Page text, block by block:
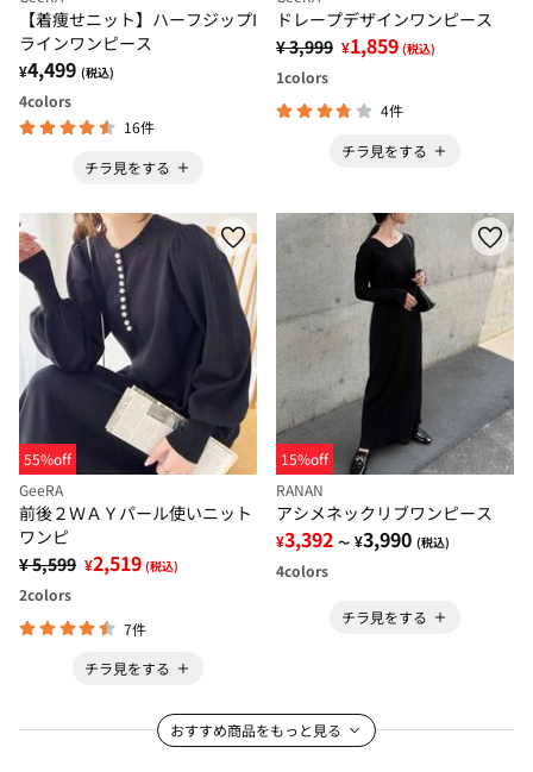
【着痩せニット】ハーフジップI
ラインワンピース
¥4,499 (税込)
4colors
16件
チラ見をする
ドレープデザインワンピース
¥ 3,999 ¥1,859 (税込)
1colors
4件
チラ見をする
55%off
GeeRA
前後２ＷＡＹパール使いニット
ワンピ
¥ 5,599 ¥2,519 (税込)
2colors
7件
チラ見をする
15%off
RANAN
アシメネックリブワンピース
¥3,392 ～ ¥3,990 (税込)
4colors
チラ見をする
おすすめ商品をもっと見る